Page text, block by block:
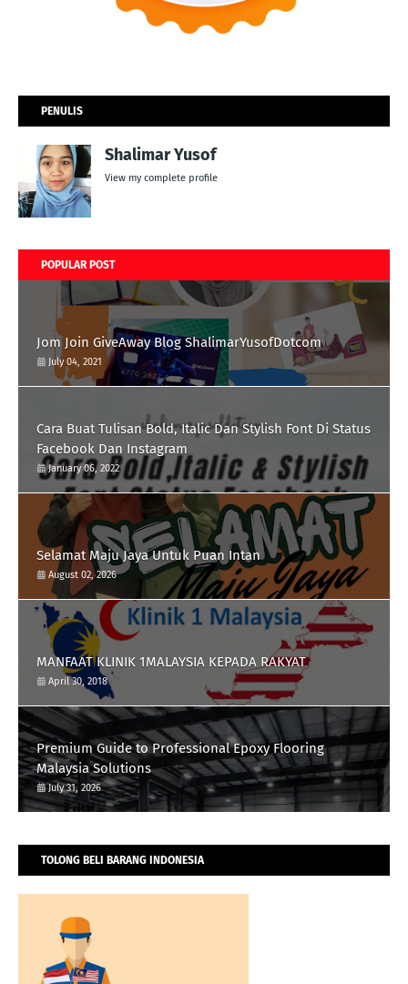
PENULIS
Shalimar Yusof
View my complete profile
POPULAR POST
Jom Join GiveAway Blog ShalimarYusofDotcom
July 04, 2021
Cara Buat Tulisan Bold, Italic Dan Stylish Font Di Status
Facebook Dan Instagram
January 06, 2022
Selamat Maju Jaya Untuk Puan Intan
August 02, 2026
MANFAAT KLINIK 1MALAYSIA KEPADA RAKYAT
April 30, 2018
Premium Guide to Professional Epoxy Flooring
Malaysia Solutions
July 31, 2026
TOLONG BELI BARANG INDONESIA